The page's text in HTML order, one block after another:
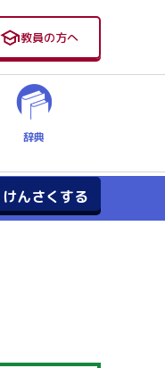
教員の方へ
辞典